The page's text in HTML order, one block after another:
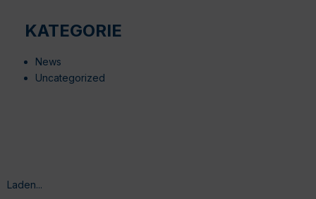
KATEGORIE
News
Uncategorized
Laden...